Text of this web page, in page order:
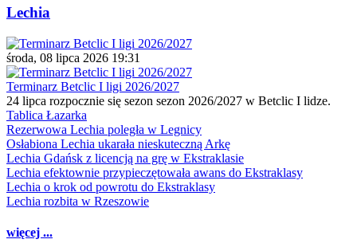
Lechia
środa, 08 lipca 2026 19:31
Terminarz Betclic I ligi 2026/2027
24 lipca rozpocznie się sezon sezon 2026/2027 w Betclic I lidze.
Tablica Łazarka
Rezerwowa Lechia poległa w Legnicy
Osłabiona Lechia ukarała nieskuteczną Arkę
Lechia Gdańsk z licencją na grę w Ekstraklasie
Lechia efektownie przypieczętowała awans do Ekstraklasy
Lechia o krok od powrotu do Ekstraklasy
Lechia rozbita w Rzeszowie
więcej ...